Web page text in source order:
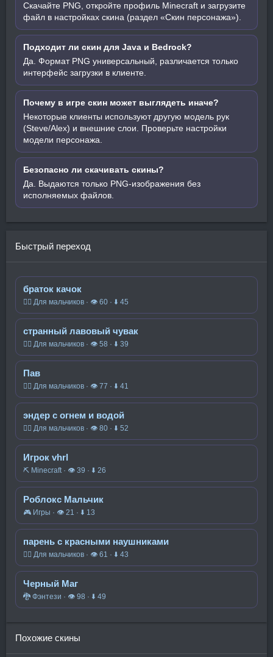
Скачайте PNG, откройте профиль Minecraft и загрузите
файл в настройках скина (раздел «Скин персонажа»).
Подходит ли скин для Java и Bedrock?
Да. Формат PNG универсальный, различается только
интерфейс загрузки в клиенте.
Почему в игре скин может выглядеть иначе?
Некоторые клиенты используют другую модель рук
(Steve/Alex) и внешние слои. Проверьте настройки
модели персонажа.
Безопасно ли скачивать скины?
Да. Выдаются только PNG-изображения без
исполняемых файлов.
Быстрый переход
браток качок
🧍‍♂️ Для мальчиков · 👁 60 · ⬇ 45
странный лавовый чувак
🧍‍♂️ Для мальчиков · 👁 58 · ⬇ 39
Пав
🧍‍♂️ Для мальчиков · 👁 77 · ⬇ 41
эндер с огнем и водой
🧍‍♂️ Для мальчиков · 👁 80 · ⬇ 52
Игрок vhrl
⛏️ Minecraft · 👁 39 · ⬇ 26
Роблокс Мальчик
🎮 Игры · 👁 21 · ⬇ 13
парень с красными наушниками
🧍‍♂️ Для мальчиков · 👁 61 · ⬇ 43
Черный Маг
🐉 Фэнтези · 👁 98 · ⬇ 49
Похожие скины